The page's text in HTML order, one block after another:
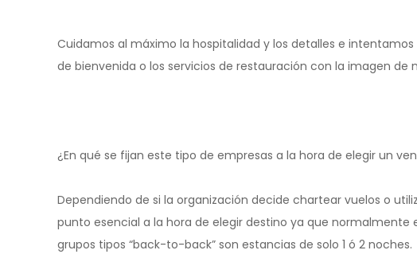
Cuidamos al máximo la hospitalidad y los detalles e
de bienvenida o los servicios de restauración con la imagen de
¿En qué se fijan este tipo de empresas a la hora de elegir un
Dependiendo de si la organización decide chartear vuelos o
punto esencial a la hora de elegir destino ya que normalmente
grupos tipos “back-to-back” son estancias de solo 1 ó 2 noches.